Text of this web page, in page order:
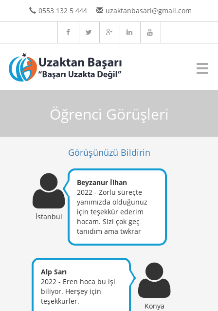
0553 132 5 444 uzaktanbasari@gmail.com
Öğrenci Görüşleri
Görüşünüzü Bildirin
İstanbul
Beyzanur İlhan
2022 - Zorlu süreçte
yanımızda olduğunuz
için teşekkür ederim
hocam. Sizi çok geç
tanıdım ama twkrar
bazı şeyler
açıklamalarınızla birlikte
netleşti. İnşallah size
güzel haberi verme
fırsatım olur. Teşekkür
Alp Sarı
2022 - Eren hoca bu işi
biliyor. Herşey için
teşekkürler.
Konya